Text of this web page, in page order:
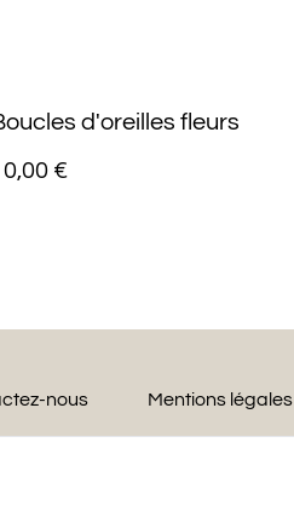
d'oreilles fleurs
€
nous Mentions légales